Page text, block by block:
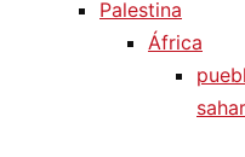
Palestina
África